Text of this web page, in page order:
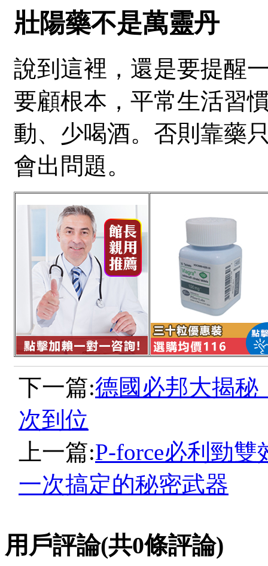
壯陽藥不是萬靈丹
說到這裡，還是要提醒
要顧根本，平常生活習
動、少喝酒。否則靠藥
會出問題。
下一篇:德國必邦大揭秘
次到位
上一篇:P-force必利勁
一次搞定的秘密武器
用戶評論(共0條評論)